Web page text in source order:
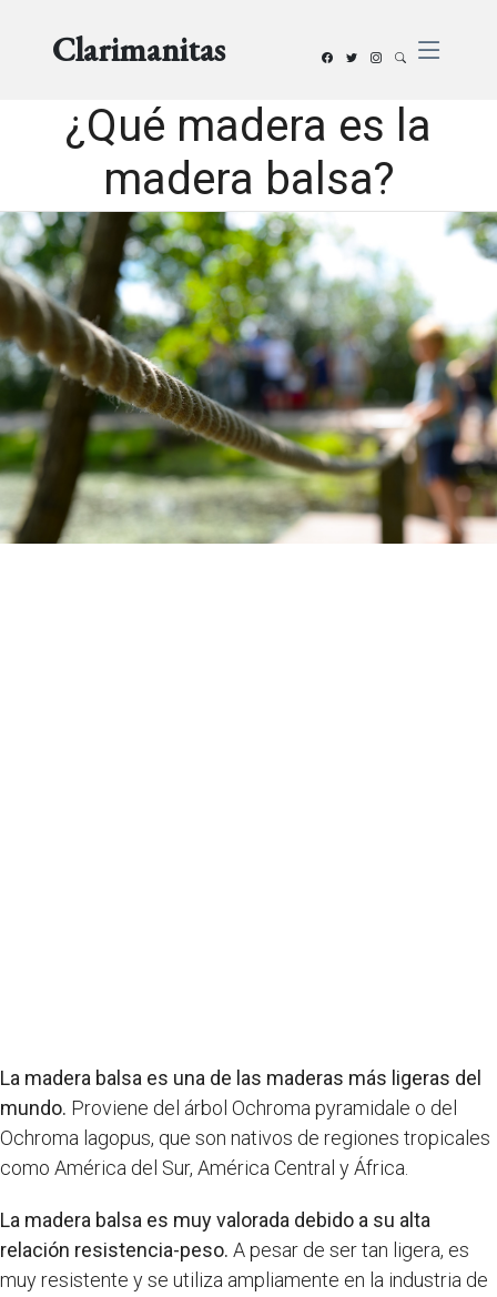
Clarimanitas
¿Qué madera es la
madera balsa?
La madera balsa es una de las maderas más ligeras del
mundo. Proviene del árbol Ochroma pyramidale o del
Ochroma lagopus, que son nativos de regiones tropicales
como América del Sur, América Central y África.
La madera balsa es muy valorada debido a su alta
relación resistencia-peso. A pesar de ser tan ligera, es
muy resistente y se utiliza ampliamente en la industria de